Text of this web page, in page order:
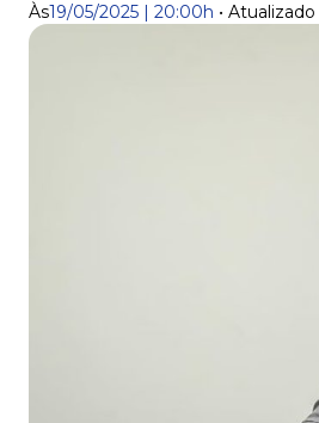
Às19/05/2025 | 20:00h • Atualizado